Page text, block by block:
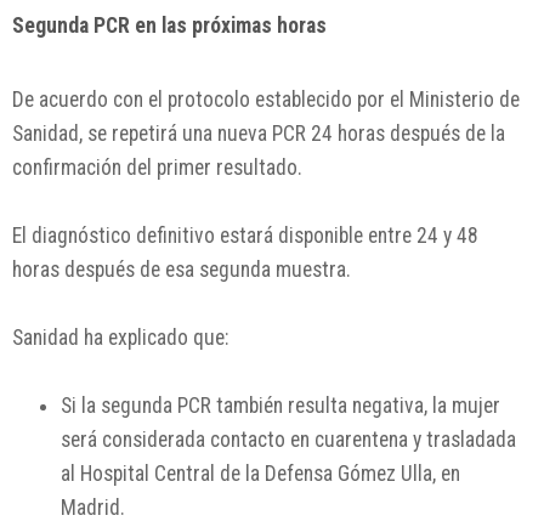
Segunda PCR en las próximas horas
De acuerdo con el protocolo establecido por el Ministerio de
Sanidad, se repetirá una nueva PCR 24 horas después de la
confirmación del primer resultado.
El diagnóstico definitivo estará disponible entre 24 y 48
horas después de esa segunda muestra.
Sanidad ha explicado que:
Si la segunda PCR también resulta negativa, la mujer
será considerada contacto en cuarentena y trasladada
al Hospital Central de la Defensa Gómez Ulla, en
Madrid.